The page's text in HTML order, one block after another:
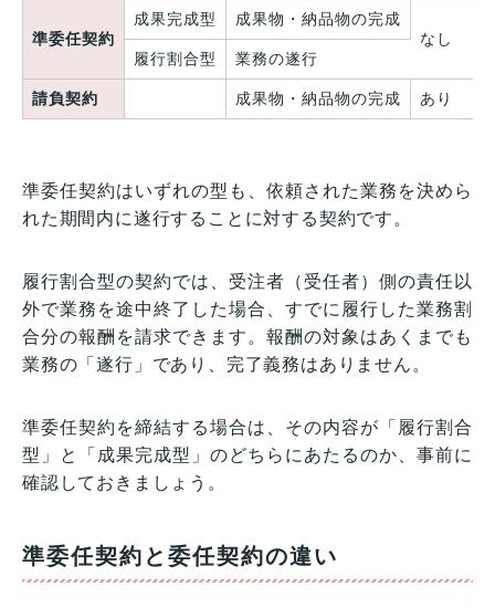
準委任契約
成果完成型
成果物・納品物の完成
なし
履行割合型
業務の遂行
請負契約 成果物・納品物の完成 あり
準委任契約はいずれの型も、依頼された業務を決めら
れた期間内に遂行することに対する契約です。
履行割合型の契約では、受注者（受任者）側の責任以
外で業務を途中終了した場合、すでに履行した業務割
合分の報酬を請求できます。報酬の対象はあくまでも
業務の「遂行」であり、完了義務はありません。
準委任契約を締結する場合は、その内容が「履行割合
型」と「成果完成型」のどちらにあたるのか、事前に
確認しておきましょう。
準委任契約と委任契約の違い